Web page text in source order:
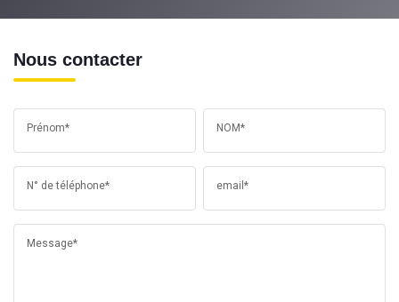
Nous contacter
Prénom* NOM*
N° de téléphone* email*
Message*